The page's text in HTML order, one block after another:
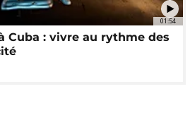
01:54
Cuba : vivre au rythme des